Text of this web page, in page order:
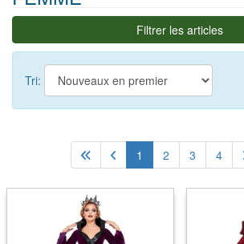
Filtrer les articles
Tri:
1 2 3 4